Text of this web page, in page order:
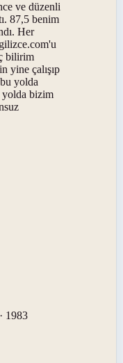
ve düzenli
87,5 benim
Her
bilirim
yine çalışıp
yolda
yolda bizim
1983